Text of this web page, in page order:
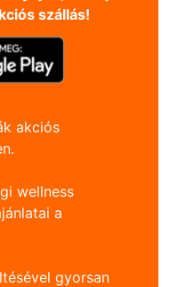
szállás!
akciós
wellness
a
gyorsan